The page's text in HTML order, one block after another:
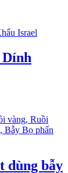
dùng bẫy